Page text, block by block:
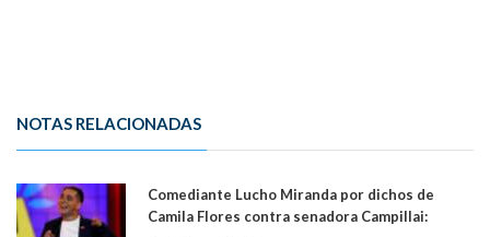
NOTAS RELACIONADAS
Comediante Lucho Miranda por dichos de
Camila Flores contra senadora Campillai: